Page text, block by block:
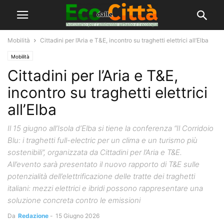
Mobilità Cittadini per l’Aria e T&E, incontro su traghetti elettrici all’Elba
Mobilità
Cittadini per l’Aria e T&E,
incontro su traghetti elettrici
all’Elba
Il 15 giugno all’Isola d’Elba si tiene la conferenza “Il Corridoio
Blu: i traghetti full-electric per un clima e un turismo più
sostenibili”, organizzata da Cittadini per l’Aria e T&E.
All’evento sarà presentato il nuovo rapporto di T&E sulle
potenzialità dell’elettrificazione delle tratte dei traghetti
italiani: mezzi elettrici e ibridi possono rappresentare una
soluzione concreta contro le emissioni
Da Redazione - 15 Giugno 2026